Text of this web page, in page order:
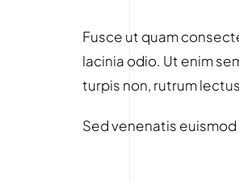
Fusce ut quam
lacinia odio. Ut enim
turpis non, rutrum
Sed venenatis